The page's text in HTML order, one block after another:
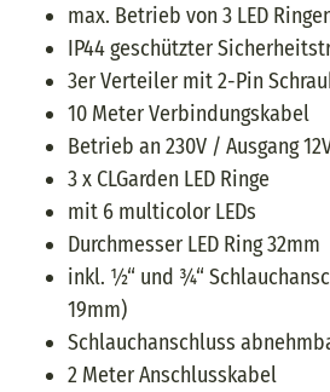
max. Betrieb von 3 LED
IP44 geschützter
3er Verteiler mit 2-Pin
10 Meter Verbindungskabel
Betrieb an 230V / Ausgang
3 x CLGarden LED Ringe
mit 6 multicolor LEDs
Durchmesser LED Ring 32mm
inkl. ½“ und ¾“
19mm)
Schlauchanschluss
2 Meter Anschlusskabel